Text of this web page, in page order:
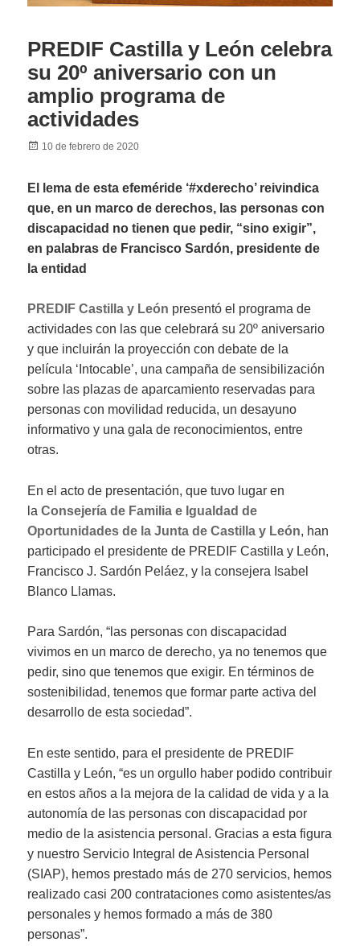
PREDIF Castilla y León celebra
su 20º aniversario con un
amplio programa de
actividades
Posted
10 de febrero de 2020
El lema de esta efeméride ‘#xderecho’ reivindica
que, en un marco de derechos, las personas con
discapacidad no tienen que pedir, “sino exigir”,
en palabras de Francisco Sardón, presidente de
la entidad
PREDIF Castilla y León presentó el programa de
actividades con las que celebrará su 20º aniversario
y que incluirán la proyección con debate de la
película ‘Intocable’, una campaña de sensibilización
sobre las plazas de aparcamiento reservadas para
personas con movilidad reducida, un desayuno
informativo y una gala de reconocimientos, entre
otras.
En el acto de presentación, que tuvo lugar en
laConsejería de Familia e Igualdad de
Oportunidades de la Junta de Castilla y León, han
participado el presidente de PREDIF Castilla y León,
Francisco J. Sardón Peláez, y la consejera Isabel
Blanco Llamas.
Para Sardón, “las personas con discapacidad
vivimos en un marco de derecho, ya no tenemos que
pedir, sino que tenemos que exigir. En términos de
sostenibilidad, tenemos que formar parte activa del
desarrollo de esta sociedad”.
En este sentido, para el presidente de PREDIF
Castilla y León, “es un orgullo haber podido contribuir
en estos años a la mejora de la calidad de vida y a la
autonomía de las personas con discapacidad por
medio de la asistencia personal. Gracias a esta figura
y nuestro Servicio Integral de Asistencia Personal
(SIAP), hemos prestado más de 270 servicios, hemos
realizado casi 200 contrataciones como asistentes/as
personales y hemos formado a más de 380
personas”.